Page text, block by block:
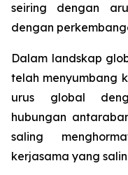
seiring dengan
dengan
Dalam landskap
telah menyumbang
urus global
hubungan
saling
kerjasama yang